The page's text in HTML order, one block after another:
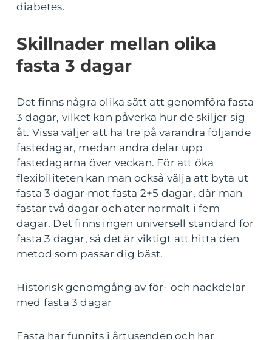
diabetes.
Skillnader mellan olika
fasta 3 dagar
Det finns några olika sätt att genomföra fasta
3 dagar, vilket kan påverka hur de skiljer sig
åt. Vissa väljer att ha tre på varandra följande
fastedagar, medan andra delar upp
fastedagarna över veckan. För att öka
flexibiliteten kan man också välja att byta ut
fasta 3 dagar mot fasta 2+5 dagar, där man
fastar två dagar och äter normalt i fem
dagar. Det finns ingen universell standard för
fasta 3 dagar, så det är viktigt att hitta den
metod som passar dig bäst.
Historisk genomgång av för- och nackdelar
med fasta 3 dagar
Fasta har funnits i årtusenden och har